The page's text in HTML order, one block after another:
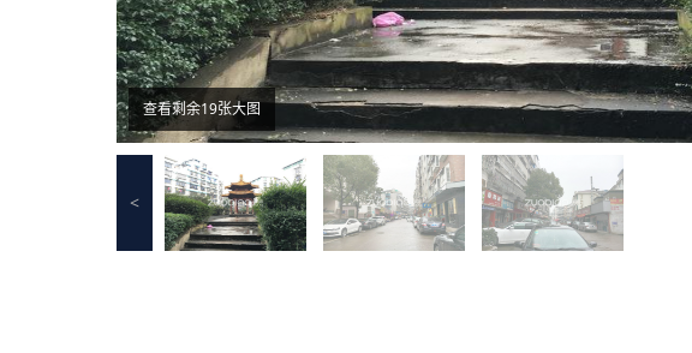
查看剩余19张大图
<